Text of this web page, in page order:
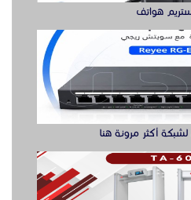
ستريم هواتف
أكثر مرونة هنا